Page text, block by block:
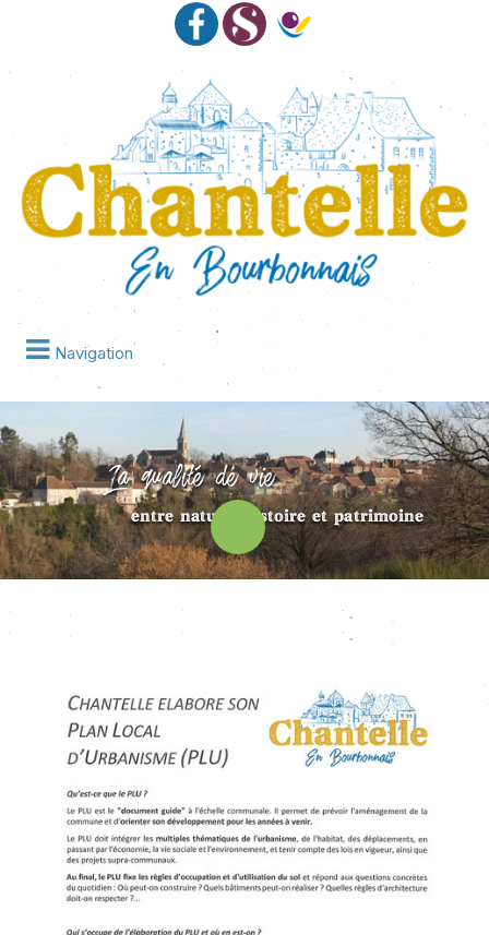
Navigation
La qualité de vie
entre nature, histoire et patrimoine